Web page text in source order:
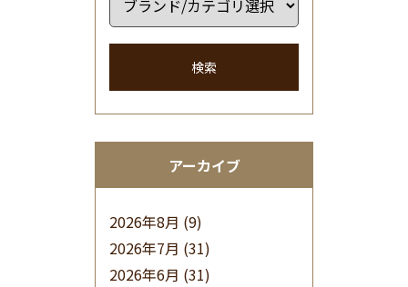
検索
アーカイブ
2026年8月 (9)
2026年7月 (31)
2026年6月 (31)